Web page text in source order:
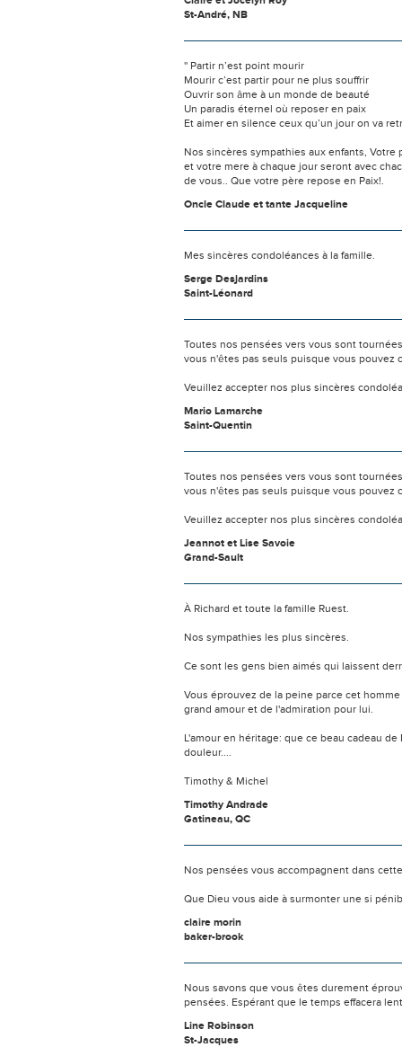
St-André, NB
'' Partir n’est point mourir
Mourir c’est partir pour ne plus souffrir
Ouvrir son âme à un monde de beauté
Un paradis éternel où reposer en paix
Et aimer en silence ceux qu’un jour on va
Nos sincères sympathies aux enfants, Votre
et votre mere à chaque jour seront avec
de vous.. Que votre père repose en Paix!.
Oncle Claude et tante Jacqueline
Mes sincères condoléances à la famille.
Serge Desjardins
Saint-Léonard
Toutes nos pensées vers vous sont
vous n'êtes pas seuls puisque vous pouvez
Veuillez accepter nos plus sincères
Mario Lamarche
Saint-Quentin
Toutes nos pensées vers vous sont
vous n'êtes pas seuls puisque vous pouvez
Veuillez accepter nos plus sincères
Jeannot et Lise Savoie
Grand-Sault
À Richard et toute la famille Ruest.
Nos sympathies les plus sincères.
Ce sont les gens bien aimés qui laissent
Vous éprouvez de la peine parce cet
grand amour et de l'admiration pour lui.
L'amour en héritage: que ce beau cadeau
douleur....
Timothy & Michel
Timothy Andrade
Gatineau, QC
Nos pensées vous accompagnent dans
Que Dieu vous aide à surmonter une si
claire morin
baker-brook
Nous savons que vous êtes durement
pensées. Espérant que le temps effacera
Line Robinson
St-Jacques